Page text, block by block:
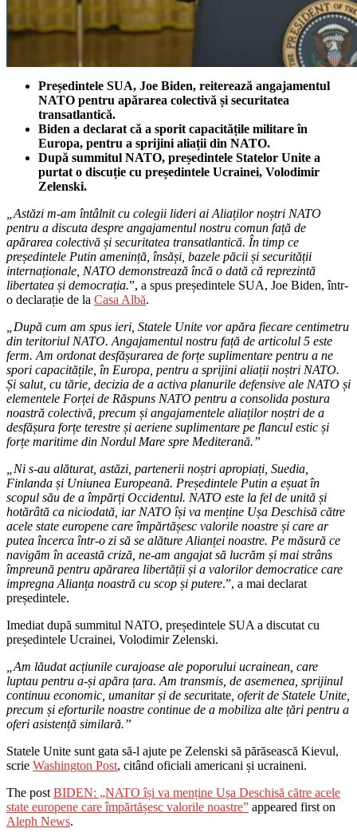
Președintele SUA, Joe Biden, reiterează angajamentul
NATO pentru apărarea colectivă și securitatea
transatlantică.
Biden a declarat că a sporit capacitățile militare în
Europa, pentru a sprijini aliații din NATO.
După summitul NATO, președintele Statelor Unite a
purtat o discuție cu președintele Ucrainei, Volodimir
Zelenski.
„Astăzi m-am întâlnit cu colegii lideri ai Aliaților noștri NATO
pentru a discuta despre angajamentul nostru comun față de
apărarea colectivă și securitatea transatlantică. În timp ce
președintele Putin amenință, însăși, bazele păcii și securității
internaționale, NATO demonstrează încă o dată că reprezintă
libertatea și democrația.”, a spus președintele SUA, Joe Biden, într-
o declarație de la Casa Albă.
„După cum am spus ieri, Statele Unite vor apăra fiecare centimetru
din teritoriul NATO. Angajamentul nostru față de articolul 5 este
ferm. Am ordonat desfășurarea de forțe suplimentare pentru a ne
spori capacitățile, în Europa, pentru a sprijini aliații noștri NATO.
Și salut, cu tărie, decizia de a activa planurile defensive ale NATO și
elementele Forței de Răspuns NATO pentru a consolida postura
noastră colectivă, precum și angajamentele aliaților noștri de a
desfășura forțe terestre și aeriene suplimentare pe flancul estic și
forțe maritime din Nordul Mare spre Mediterană.”
„Ni s-au alăturat, astăzi, partenerii noștri apropiați, Suedia,
Finlanda și Uniunea Europeană. Președintele Putin a eșuat în
scopul său de a împărți Occidentul. NATO este la fel de unită și
hotărâtă ca niciodată, iar NATO își va menține Ușa Deschisă către
acele state europene care împărtășesc valorile noastre și care ar
putea încerca într-o zi să se alăture Alianței noastre. Pe măsură ce
navigăm în această criză, ne-am angajat să lucrăm și mai strâns
împreună pentru apărarea libertății și a valorilor democratice care
impregna Alianța noastră cu scop și putere.”, a mai declarat
președintele.
Imediat după summitul NATO, președintele SUA a discutat cu
președintele Ucrainei, Volodimir Zelenski.
„Am lăudat acțiunile curajoase ale poporului ucrainean, care
luptau pentru a-și apăra țara. Am transmis, de asemenea, sprijinul
continuu economic, umanitar și de securitate , oferit de Statele Unite,
precum și eforturile noastre continue de a mobiliza alte țări pentru a
oferi asistență similară.”
Statele Unite sunt gata să-l ajute pe Zelenski să părăsească Kievul,
scrie Washington Post, citând oficiali americani și ucraineni.
The post BIDEN: „NATO își va menține Ușa Deschisă către acele
state europene care împărtășesc valorile noastre” appeared first on
Aleph News.